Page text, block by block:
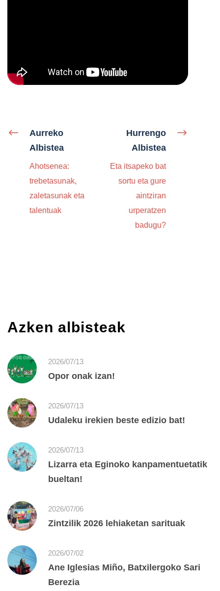
Aurreko
Albistea
Ahotsenea:
trebetasunak,
zaletasunak eta
talentuak
Hurrengo
Albistea
Eta itsapeko bat
sortu eta gure
aintziran
urperatzen
badugu?
Azken albisteak
2026/07/13
Opor onak izan!
2026/07/13
Udaleku irekien beste edizio bat!
2026/07/13
Lizarra eta Eginoko kanpamentuetatik
bueltan!
2026/07/06
Zintzilik 2026 lehiaketan sarituak
2026/07/02
Ane Iglesias Miño, Batxilergoko Sari
Berezia